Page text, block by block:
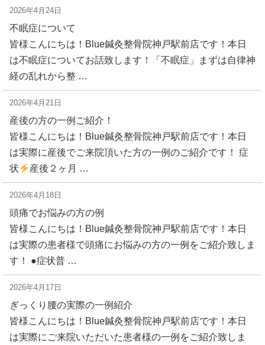
2026年4月24日
不眠症について
皆様こんにちは！Blue鍼灸整骨院神戸駅前店です！本日
は不眠症についてお話致します！「不眠症」まずは自律神
経の乱れから整 …
2026年4月21日
産後の方の一例ご紹介！
皆様こんにちは！Blue鍼灸整骨院神戸駅前店です！本日
は実際に産後でご来院頂いた方の一例のご紹介です！ 症
状
産後２ヶ月 …
2026年4月18日
頭痛でお悩みの方の例
皆様こんにちは！Blue鍼灸整骨院神戸駅前店です！本日
は実際の患者様で頭痛にお悩みの方の一例をご紹介致しま
す！ ●症状普 …
2026年4月17日
ぎっくり腰の実際の一例紹介
皆様こんにちは！Blue鍼灸整骨院神戸駅前店です！本日
は実際にご来院いただいた患者様の一例をご紹介致しま